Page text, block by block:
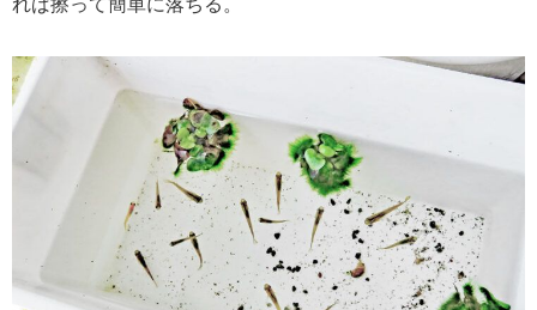
れば擦って簡単に落ちる。